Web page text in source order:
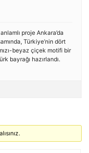
proje Ankara’da
Türkiye’nin dört
beyaz çiçek motifi bir
bayrağı hazırlandı.